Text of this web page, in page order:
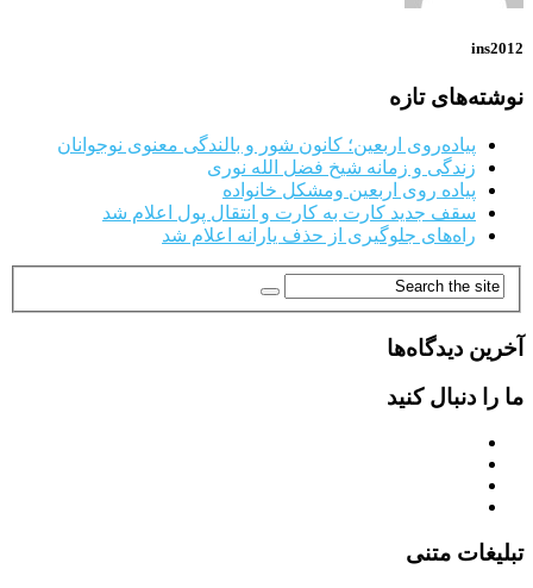
ins2012
نوشته‌های تازه
پیاده‌روی اربعین؛ کانون شور و بالندگی معنوی نوجوانان
زندگی و زمانه شیخ فضل الله نوری
پیاده روی اربعین ومشکل خانواده
سقف جدید کارت به کارت و انتقال پول اعلام شد
راه‌های جلوگیری از حذف یارانه اعلام شد
آخرین دیدگاه‌ها
ما را دنبال کنید
تبلیغات متنی